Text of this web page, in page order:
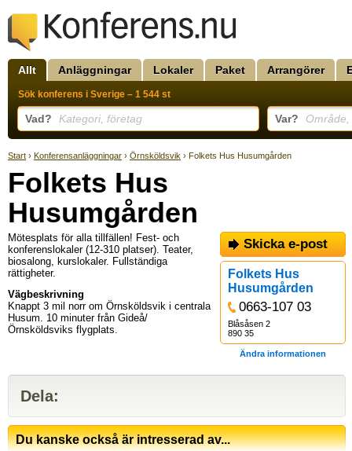
Allt Anläggningar Lokaler Paket Arrangörer
Sök konferens i Sverige – 1 544 st
Vad? Kategori, företag Var?
Start › Konferensanläggningar › Örnsköldsvik › Folkets Hus Husumgården
Folkets Hus
Husumgården
Skicka e-post
Folkets Hus
Husumgården
0663-107 03
Blåsåsen 2
890 35
Ändra informationen
Mötesplats för alla tillfällen! Fest- och
konferenslokaler (12-310 platser). Teater,
biosalong, kurslokaler. Fullständiga
rättigheter.
Vägbeskrivning
Knappt 3 mil norr om Örnsköldsvik i centrala
Husum. 10 minuter från Gideå/
Örnsköldsviks flygplats.
Dela:
Du kanske också är intresserad av...